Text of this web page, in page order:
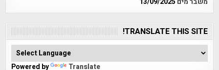
TRANSLATE THIS SITE!
Powered by Translate